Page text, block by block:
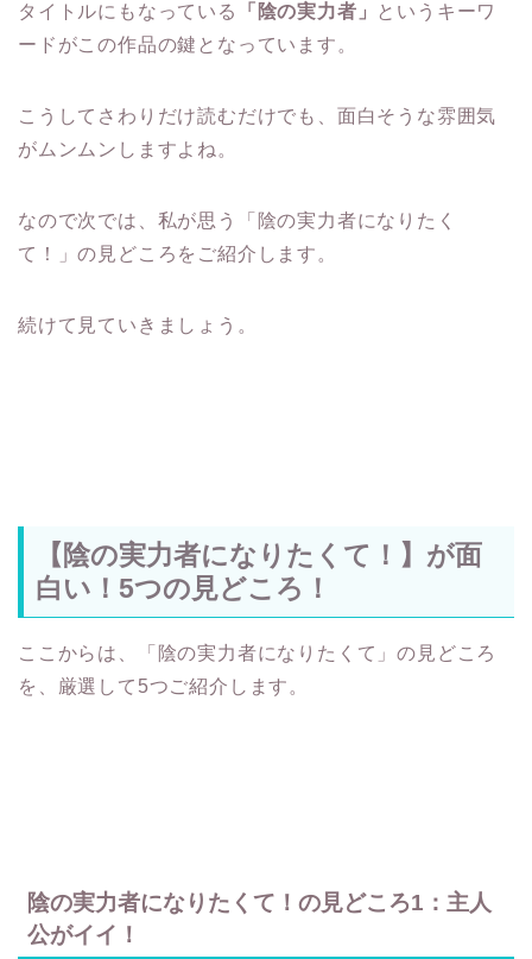
タイトルにもなっている 「陰の実力者」
というキーワ
ードがこの作品の鍵となっています。
こうしてさわりだけ読むだけでも、面白そうな雰囲気
がムンムンしますよね。
なので次では、私が思う「陰の実力者になりたく
て！」の見どころをご紹介します。
続けて見ていきましょう。
【陰の実力者になりたくて！】が面
白い！5つの見どころ！
ここからは、「陰の実力者になりたくて」の見どころ
を、厳選して5つご紹介します。
陰の実力者になりたくて！の見どころ1：主人
公がイイ！